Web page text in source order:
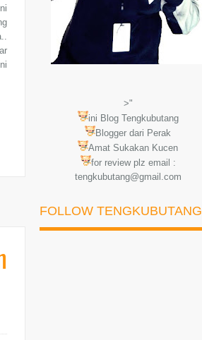
>"
ini Blog Tengkubutang
Blogger dari Perak
Amat Sukakan Kucen
for review plz email :
tengkubutang@gmail.com
FOLLOW TENGKUBUTANG